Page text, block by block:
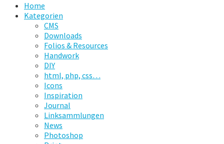
Home
Kategorien
CMS
Downloads
Folios & Resources
Handwork
DIY
html, php, css…
Icons
Inspiration
Journal
Linksammlungen
News
Photoshop